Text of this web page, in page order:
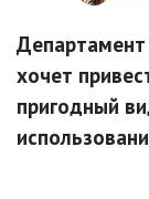
хочет
пригодный